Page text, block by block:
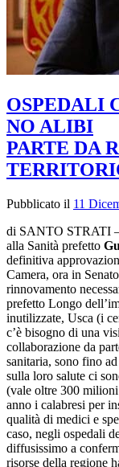
OSPEDALI
NO ALIBI
PARTE DA
Pubblicato il 11
di SANTO STRATI
alla Sanità prefetto
definitiva
Camera, ora in
rinnovamento
prefetto Longo
inutilizzate, Usca (i
c’è bisogno di una
collaborazione da
sanitaria, sono fino
sulla loro salute ci
(vale oltre 300
anno i calabresi per
qualità di medici e
caso, negli ospedali
diffusissimo a
risorse della regione